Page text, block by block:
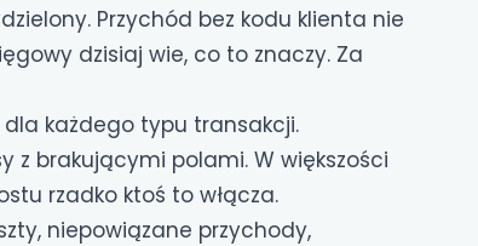
Przychód bez kodu klienta nie
dzisiaj wie, co to znaczy. Za
każdego typu transakcji.
z brakującymi polami. W większości
rzadko ktoś to włącza.
niepowiązane przychody,